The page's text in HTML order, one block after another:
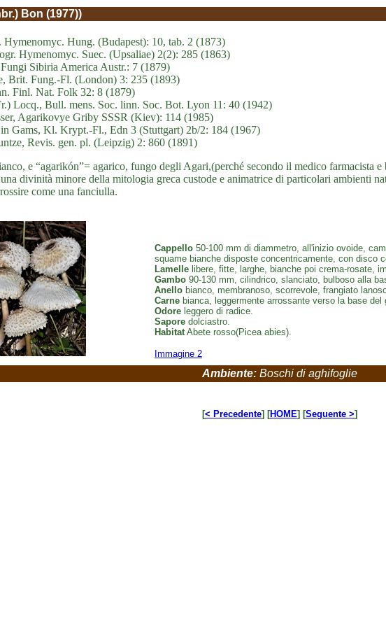
Bon (1977))
Hung. (Budapest): 10, tab. 2 (1873)
Hymenomyc. Suec. (Upsaliae) 2(2): 285 (1863)
Sibiria America Austr.: 7 (1879)
Brit. Fung.-Fl. (London) 3: 235 (1893)
Finl. Nat. Folk 32: 8 (1879)
Locq., Bull. mens. Soc. linn. Soc. Bot. Lyon 11: 40 (1942)
Agarikovye Griby SSSR (Kiev): 114 (1985)
Gams, Kl. Krypt.-Fl., Edn 3 (Stuttgart) 2b/2: 184 (1967)
Revis. gen. pl. (Leipzig) 2: 860 (1891)
e “agarikón”= agarico, fungo degli Agari,(perché secondo il medico farmacista
divinità minore della mitologia greca custode e animatrice di particolari ambienti
come una fanciulla.
Cappello 50-100 mm di diammetro, all'inizio ovoide,
squame bianche disposte concentricamente, con disco
Lamelle libere, fitte, larghe, bianche poi crema-rosate,
Gambo 90-130 mm, cilindrico, slanciato, bulboso alla
Anello bianco, membranoso, scorrevole, frangiato
Carne bianca, leggermente arrossante verso la base del
Odore leggero di radice.
Sapore dolciastro.
HabitatAbete rosso(Picea abies).
Immagine 2
Ambiente: Boschi di aghifoglie
[< Precedente] [HOME] [Seguente >]